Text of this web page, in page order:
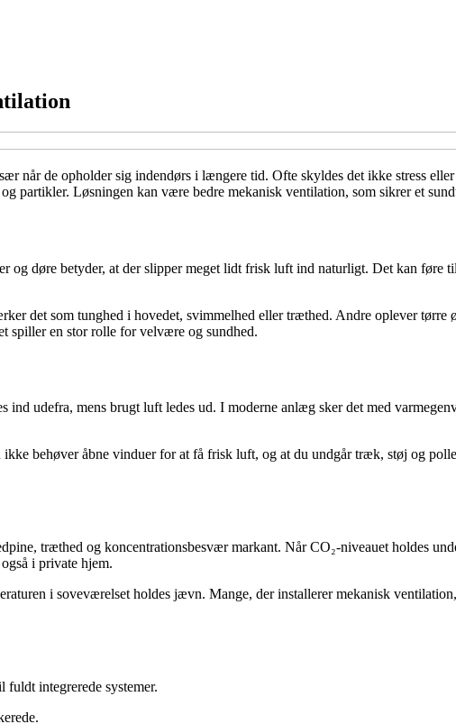
når de opholder sig indendørs i længere tid. Ofte skyldes det ikke stress
partikler. Løsningen kan være bedre mekanisk ventilation, som sikrer et
og døre betyder, at der slipper meget lidt frisk luft ind naturligt. Det kan føre
det som tunghed i hovedet, svimmelhed eller træthed. Andre oplever
spiller en stor rolle for velvære og sundhed.
udefra, mens brugt luft ledes ud. I moderne anlæg sker det med
behøver åbne vinduer for at få frisk luft, og at du undgår træk, støj og
træthed og koncentrationsbesvær markant. Når CO₂-niveauet holdes
i private hjem.
i soveværelset holdes jævn. Mange, der installerer mekanisk
integrerede systemer.